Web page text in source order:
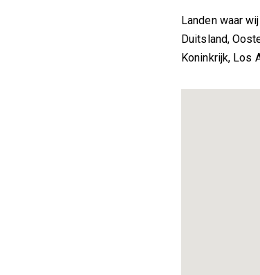
Landen waar
Duitsland,
Koninkrijk, Los